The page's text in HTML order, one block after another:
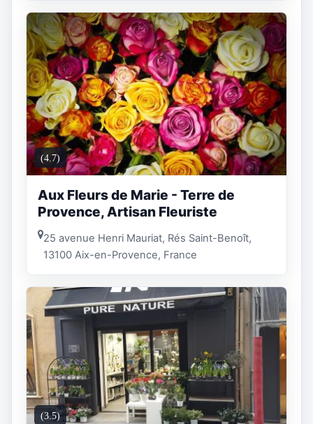
(4.7)
Aux Fleurs de Marie - Terre de
Provence, Artisan Fleuriste
25 avenue Henri Mauriat, Rés Saint-Benoît,
13100 Aix-en-Provence, France
(3.5)